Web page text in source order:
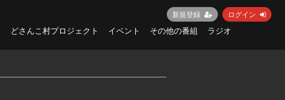
新規登録 ログイン
どさんこ村プロジェクト イベント その他の番組
ラジオ